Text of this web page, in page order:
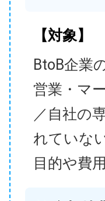
【対象】
BtoB企業
営業・マ
／自社の
れていな
目的や費